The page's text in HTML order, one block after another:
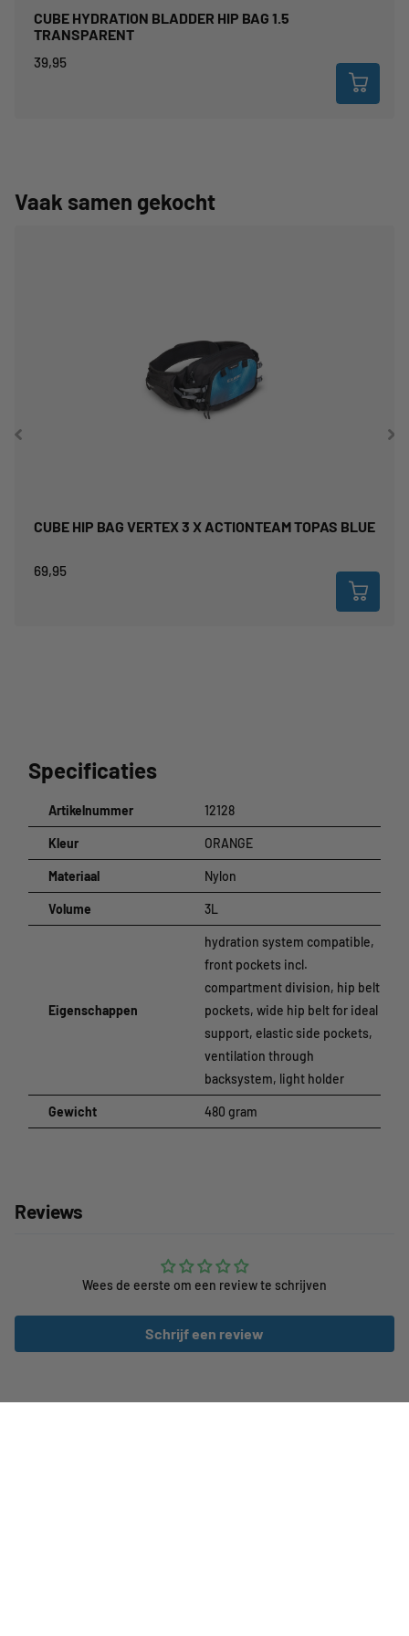
CUBE HYDRATION BLADDER HIP BAG 1.5
TRANSPARENT
39,95
Vaak samen gekocht
CUBE HIP BAG VERTEX 3 X ACTIONTEAM TOPAS BLUE
69,95
Specificaties
Artikelnummer 12128
Kleur ORANGE
Materiaal Nylon
Volume 3L
Eigenschappen
hydration system compatible,
front pockets incl.
compartment division, hip belt
pockets, wide hip belt for ideal
support, elastic side pockets,
ventilation through
backsystem, light holder
Gewicht 480 gram
Reviews
Wees de eerste om een review te schrijven
Schrijf een review